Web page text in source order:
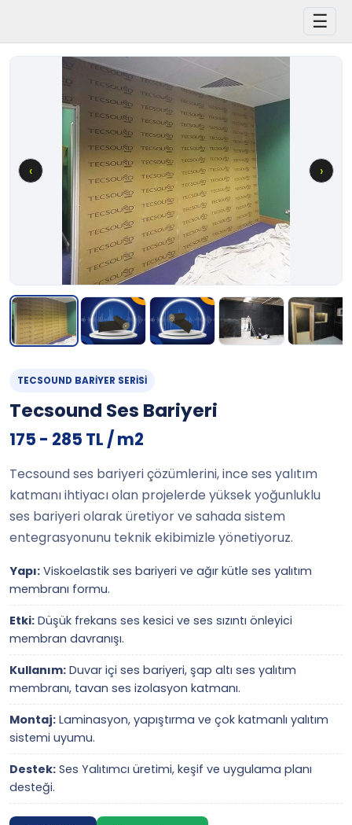
☰
‹ ›
TECSOUND BARIYER SERISI
Tecsound Ses Bariyeri
175 - 285 TL / m2
Tecsound ses bariyeri çözümlerini, ince ses yalıtım
katmanı ihtiyacı olan projelerde yüksek yoğunluklu
ses bariyeri olarak üretiyor ve sahada sistem
entegrasyonunu teknik ekibimizle yönetiyoruz.
Yapı: Viskoelastik ses bariyeri ve ağır kütle ses yalıtım
membranı formu.
Etki: Düşük frekans ses kesici ve ses sızıntı önleyici
membran davranışı.
Kullanım: Duvar içi ses bariyeri, şap altı ses yalıtım
membranı, tavan ses izolasyon katmanı.
Montaj: Laminasyon, yapıştırma ve çok katmanlı yalıtım
sistemi uyumu.
Destek: Ses Yalıtımcı üretimi, keşif ve uygulama planı
desteği.